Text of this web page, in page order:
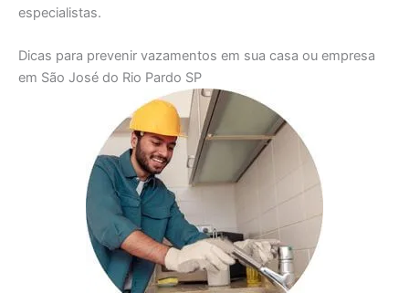
especialistas.
Dicas para prevenir vazamentos em sua casa ou empresa
em São José do Rio Pardo SP